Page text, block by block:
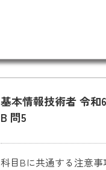
基本情報技術者 令和
B 問5
科目Bに共通する注意